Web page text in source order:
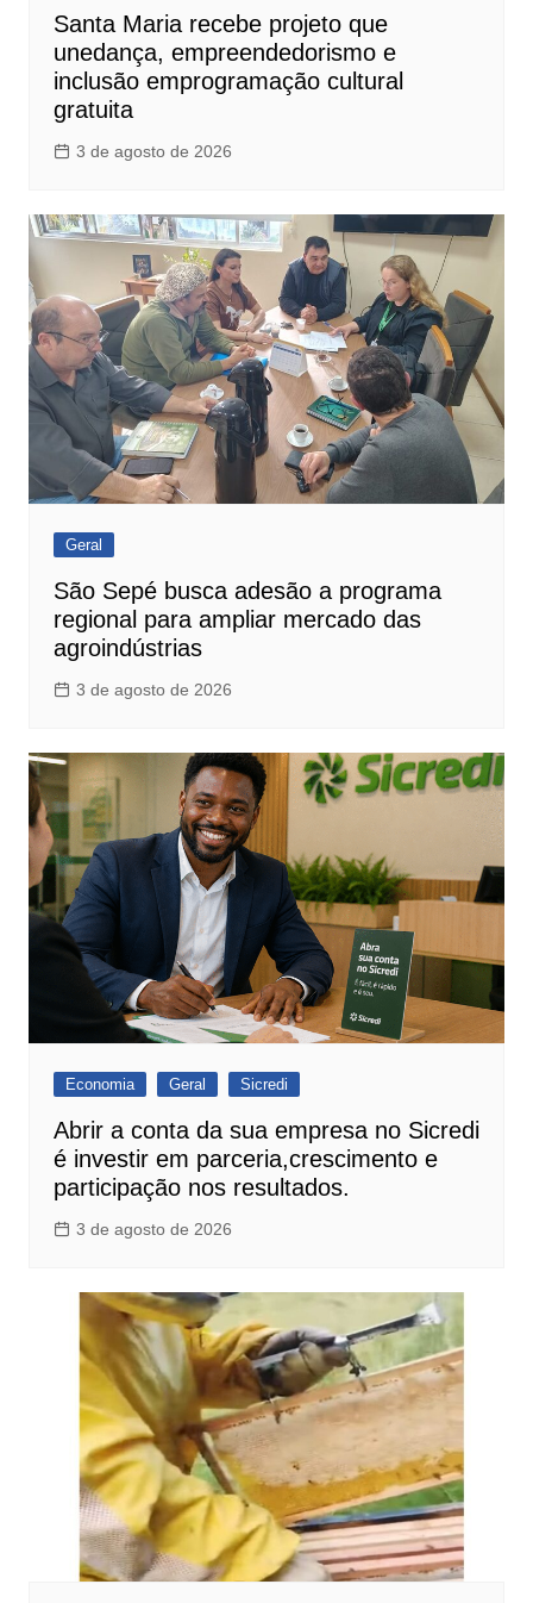
Santa Maria recebe projeto que
unedança, empreendedorismo e
inclusão emprogramação cultural
gratuita
3 de agosto de 2026
Geral
São Sepé busca adesão a programa
regional para ampliar mercado das
agroindústrias
3 de agosto de 2026
Economia Geral Sicredi
Abrir a conta da sua empresa no Sicredi
é investir em parceria,crescimento e
participação nos resultados.
3 de agosto de 2026